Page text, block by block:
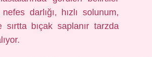
darlığı, hızlı solunum,
sırtta bıçak saplanır tarzda